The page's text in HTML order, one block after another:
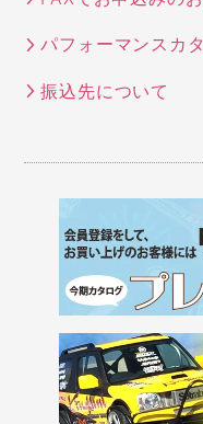
パフォーマンスカ
振込先について